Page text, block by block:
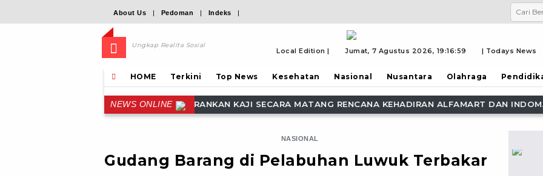
About Us | Pedoman | Indeks |
Ungkap Realita Sosial
Local Edition | Jumat, 7 Agustus 2026,19:17:01 | Todays News
HOME Terkini Top News Kesehatan Nasional Nusantara Olahraga
NEWS ONLINE
DISARANKAN KAJI SECARA MATANG RENCANA KEHADIRAN ALFAMART DAN INDOMARET DI LEMBATA
NASIONAL
Gudang Barang di Pelabuhan Luwuk Terbakar